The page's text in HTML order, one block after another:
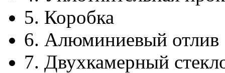
5. Коробка
6. Алюминиевый отлив
7. Двухкамерный